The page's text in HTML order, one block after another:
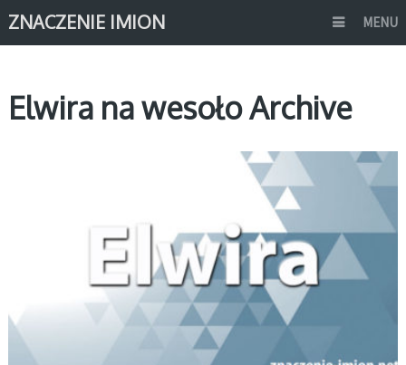
ZNACZENIE IMION MENU
Elwira na wesoło Archive